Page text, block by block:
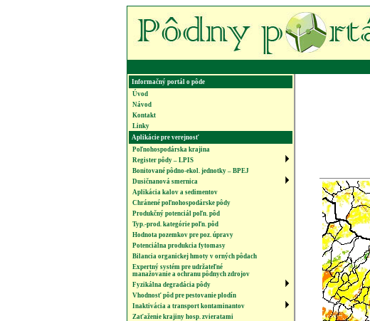
Informačný portál o pôde
Úvod
Návod
Kontakt
Linky
Aplikácie pre verejnosť
Poľnohospodárska krajina
Register pôdy – LPIS
Bonitované pôdno-ekol. jednotky – BPEJ
Dusičnanová smernica
Aplikácia kalov a sedimentov
Chránené poľnohospodárske pôdy
Produkčný potenciál poľn. pôd
Typ.-prod. kategórie poľn. pôd
Hodnota pozemkov pre poz. úpravy
Potenciálna produkcia fytomasy
Bilancia organickej hmoty v orných pôdach
Expertný systém pre udržateľné
manažovanie a ochranu pôdnych zdrojov
Fyzikálna degradácia pôdy
Vhodnosť pôd pre pestovanie plodín
Inaktivácia a transport kontaminantov
Zaťaženie krajiny hosp. zvieratami